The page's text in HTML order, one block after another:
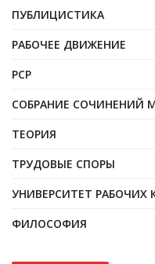
ПУБЛИЦИСТИКА
РАБОЧЕЕ ДВИЖЕНИЕ
РСР
СОБРАНИЕ СОЧИНЕНИЙ
ТЕОРИЯ
ТРУДОВЫЕ СПОРЫ
УНИВЕРСИТЕТ РАБОЧИХ
ФИЛОСОФИЯ